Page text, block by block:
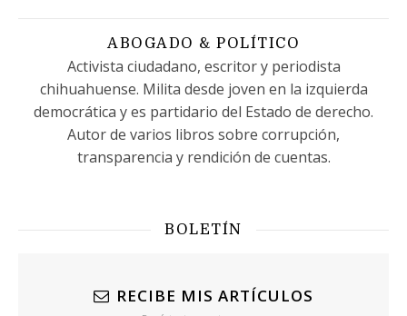
ABOGADO & POLÍTICO
Activista ciudadano, escritor y periodista
chihuahuense. Milita desde joven en la izquierda
democrática y es partidario del Estado de derecho.
Autor de varios libros sobre corrupción,
transparencia y rendición de cuentas.
BOLETÍN
RECIBE MIS ARTÍCULOS